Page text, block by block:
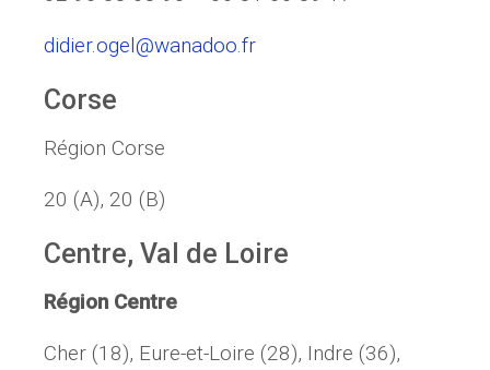
didier.ogel@wanadoo.fr
Corse
Région Corse
20 (A), 20 (B)
Centre, Val de Loire
Région Centre
Cher (18), Eure-et-Loire (28), Indre (36),